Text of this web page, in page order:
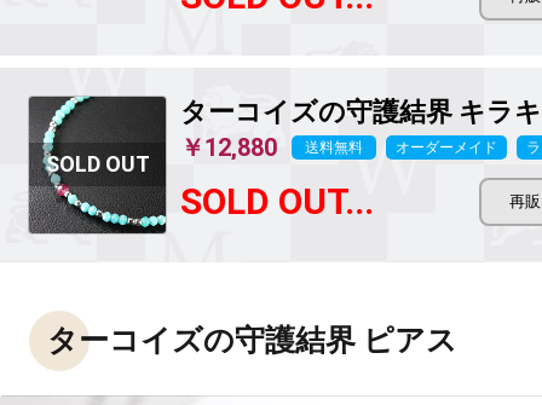
ターコイズの守護結界 キラ
￥12,880 送料無料 オーダーメイド
SOLD OUT...
ターコイズの守護結界 ピアス